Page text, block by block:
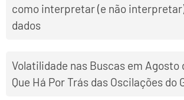
como interpretar (e não
dados
Volatilidade nas Buscas em Agosto
Que Há Por Trás das Oscilações do